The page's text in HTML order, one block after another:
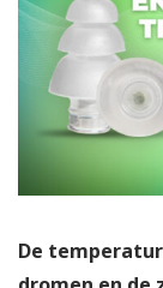
De